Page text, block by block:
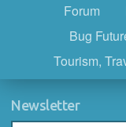
Forum
Bug
Tourism,
Newsletter